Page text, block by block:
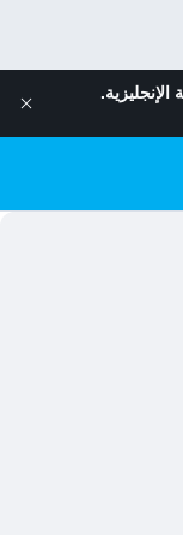
الإنجليزية.